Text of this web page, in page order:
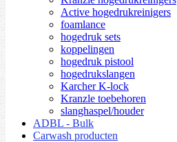
Active hogedrukreinigers
foamlance
hogedruk sets
koppelingen
hogedruk pistool
hogedrukslangen
Karcher K-lock
Kranzle toebehoren
slanghaspel/houder
ADBL - Bulk
Carwash producten